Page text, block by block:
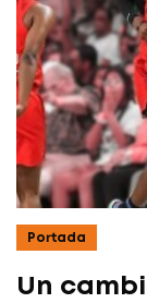
Portada
Un